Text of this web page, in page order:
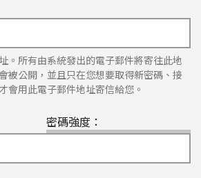
。所有由系統發出的電子郵件將寄往此地
被公開，並且只在您想要取得新密碼、接
會用此電子郵件地址寄信給您。
密碼強度：